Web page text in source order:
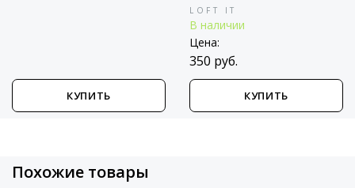
КУПИТЬ
LOFT IT
В наличии
Цена:
350 руб.
КУПИТЬ
Похожие товары